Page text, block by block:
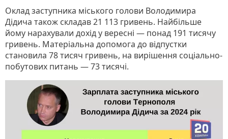
Оклад заступника міського голови Володимира
Дідича також складав 21 113 гривень. Найбільше
йому нарахували дохід у вересні — понад 191 тисячу
гривень. Матеріальна допомога до відпустки
становила 78 тисяч гривень, на вирішення соціально-
побутових питань — 73 тисячі.